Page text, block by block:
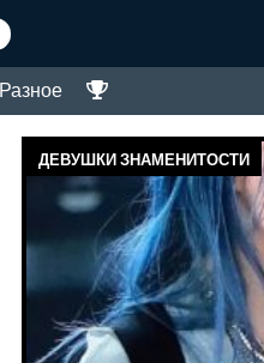
Разное
ДЕВУШКИ ЗНАМЕНИТОСТИ